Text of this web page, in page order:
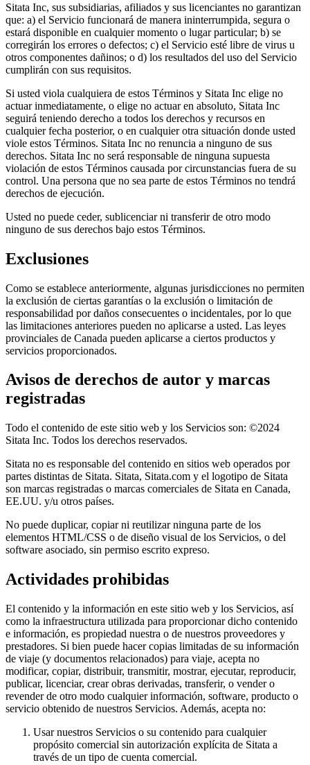
Sitata Inc, sus subsidiarias, afiliados y sus licenciantes no garantizan
que: a) el Servicio funcionará de manera ininterrumpida, segura o
estará disponible en cualquier momento o lugar particular; b) se
corregirán los errores o defectos; c) el Servicio esté libre de virus u
otros componentes dañinos; o d) los resultados del uso del Servicio
cumplirán con sus requisitos.
Si usted viola cualquiera de estos Términos y Sitata Inc elige no
actuar inmediatamente, o elige no actuar en absoluto, Sitata Inc
seguirá teniendo derecho a todos los derechos y recursos en
cualquier fecha posterior, o en cualquier otra situación donde usted
viole estos Términos. Sitata Inc no renuncia a ninguno de sus
derechos. Sitata Inc no será responsable de ninguna supuesta
violación de estos Términos causada por circunstancias fuera de su
control. Una persona que no sea parte de estos Términos no tendrá
derechos de ejecución.
Usted no puede ceder, sublicenciar ni transferir de otro modo
ninguno de sus derechos bajo estos Términos.
Exclusiones
Como se establece anteriormente, algunas jurisdicciones no permiten
la exclusión de ciertas garantías o la exclusión o limitación de
responsabilidad por daños consecuentes o incidentales, por lo que
las limitaciones anteriores pueden no aplicarse a usted. Las leyes
provinciales de Canada pueden aplicarse a ciertos productos y
servicios proporcionados.
Avisos de derechos de autor y marcas
registradas
Todo el contenido de este sitio web y los Servicios son: ©2024
Sitata Inc. Todos los derechos reservados.
Sitata no es responsable del contenido en sitios web operados por
partes distintas de Sitata. Sitata, Sitata.com y el logotipo de Sitata
son marcas registradas o marcas comerciales de Sitata en Canada,
EE.UU. y/u otros países.
No puede duplicar, copiar ni reutilizar ninguna parte de los
elementos HTML/CSS o de diseño visual de los Servicios, o del
software asociado, sin permiso escrito expreso.
Actividades prohibidas
El contenido y la información en este sitio web y los Servicios, así
como la infraestructura utilizada para proporcionar dicho contenido
e información, es propiedad nuestra o de nuestros proveedores y
prestadores. Si bien puede hacer copias limitadas de su información
de viaje (y documentos relacionados) para viaje, acepta no
modificar, copiar, distribuir, transmitir, mostrar, ejecutar, reproducir,
publicar, licenciar, crear obras derivadas, transferir, o vender o
revender de otro modo cualquier información, software, producto o
servicio obtenido de nuestros Servicios. Además, acepta no:
Usar nuestros Servicios o su contenido para cualquier
propósito comercial sin autorización explícita de Sitata a
través de un tipo de cuenta comercial.